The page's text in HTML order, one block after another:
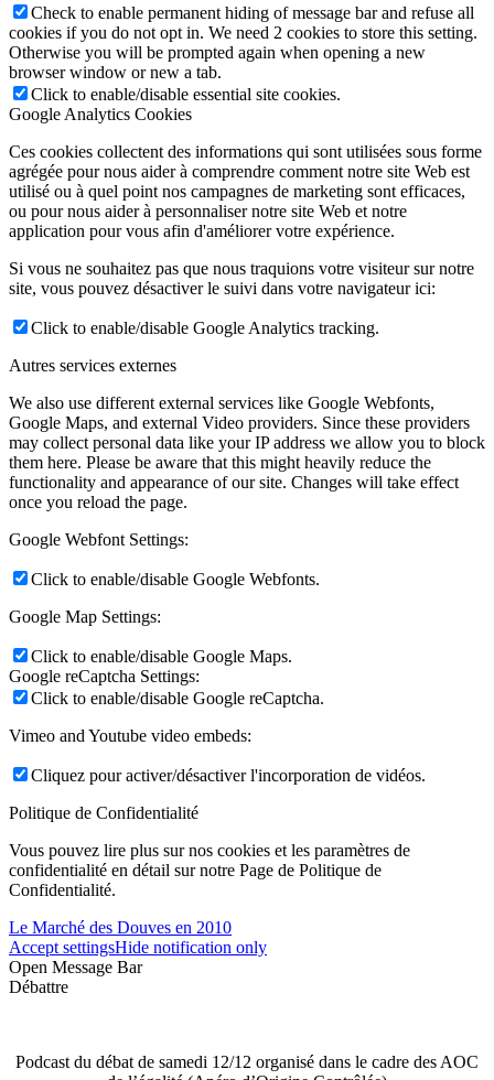
Check to enable permanent hiding of message bar and refuse all
cookies if you do not opt in. We need 2 cookies to store this setting.
Otherwise you will be prompted again when opening a new
browser window or new a tab.
Click to enable/disable essential site cookies.
Google Analytics Cookies
Ces cookies collectent des informations qui sont utilisées sous forme
agrégée pour nous aider à comprendre comment notre site Web est
utilisé ou à quel point nos campagnes de marketing sont efficaces,
ou pour nous aider à personnaliser notre site Web et notre
application pour vous afin d'améliorer votre expérience.
Si vous ne souhaitez pas que nous traquions votre visiteur sur notre
site, vous pouvez désactiver le suivi dans votre navigateur ici:
Click to enable/disable Google Analytics tracking.
Autres services externes
We also use different external services like Google Webfonts,
Google Maps, and external Video providers. Since these providers
may collect personal data like your IP address we allow you to block
them here. Please be aware that this might heavily reduce the
functionality and appearance of our site. Changes will take effect
once you reload the page.
Google Webfont Settings:
Click to enable/disable Google Webfonts.
Google Map Settings:
Click to enable/disable Google Maps.
Google reCaptcha Settings:
Click to enable/disable Google reCaptcha.
Vimeo and Youtube video embeds:
Cliquez pour activer/désactiver l'incorporation de vidéos.
Politique de Confidentialité
Vous pouvez lire plus sur nos cookies et les paramètres de
confidentialité en détail sur notre Page de Politique de
Confidentialité.
Le Marché des Douves en 2010
Accept settingsHide notification only
Open Message Bar
Débattre
Podcast du débat de samedi 12/12 organisé dans le cadre des AOC